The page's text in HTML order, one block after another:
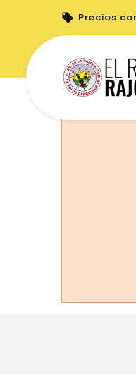
Precios
No